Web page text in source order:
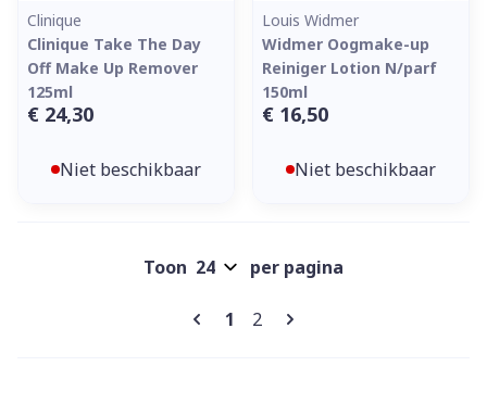
Clinique
Clinique Take The Day
Off Make Up Remover
125ml
€ 24,30
Niet beschikbaar
Louis Widmer
Widmer Oogmake-up
Reiniger Lotion N/parf
150ml
€ 16,50
Niet beschikbaar
Pagina's
U lees momenteel pagina
1 Pagina
2
Toon per pagina